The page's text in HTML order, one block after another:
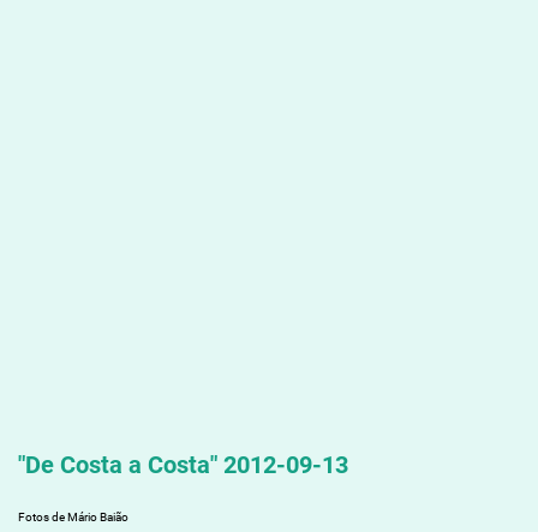
"De Costa a Costa" 2012-09-13
Fotos de Mário Baião